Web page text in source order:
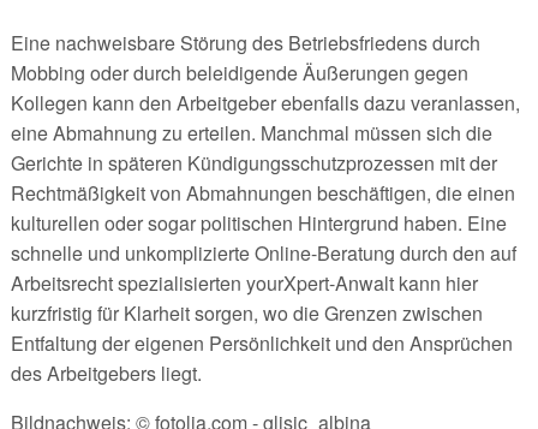
Eine nachweisbare Störung des Betriebsfriedens durch
Mobbing oder durch beleidigende Äußerungen gegen
Kollegen kann den Arbeitgeber ebenfalls dazu veranlassen,
eine Abmahnung zu erteilen. Manchmal müssen sich die
Gerichte in späteren Kündigungsschutzprozessen mit der
Rechtmäßigkeit von Abmahnungen beschäftigen, die einen
kulturellen oder sogar politischen Hintergrund haben. Eine
schnelle und unkomplizierte Online-Beratung durch den auf
Arbeitsrecht spezialisierten yourXpert-Anwalt kann hier
kurzfristig für Klarheit sorgen, wo die Grenzen zwischen
Entfaltung der eigenen Persönlichkeit und den Ansprüchen
des Arbeitgebers liegt.
Bildnachweis: © fotolia.com - glisic_albina